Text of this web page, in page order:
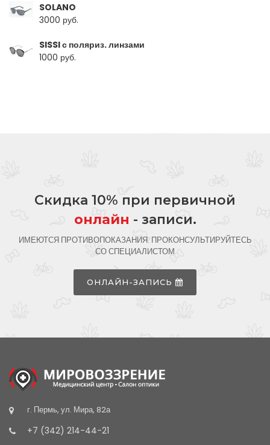
SOLANO
3000 руб.
SISSI с поляриз. линзами
1000 руб.
Скидка 10% при первичной
онлайн - записи.
ИМЕЮТСЯ ПРОТИВОПОКАЗАНИЯ. ПРОКОНСУЛЬТИРУЙТЕСЬ
СО СПЕЦИАЛИСТОМ
ОНЛАЙН-ЗАПИСЬ
г. Пермь, ул. Мира, 82а
+7 (342) 214-44-21